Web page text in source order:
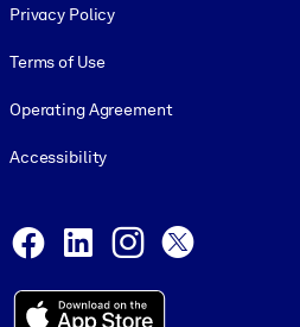
Privacy Policy
Terms of Use
Operating Agreement
Accessibility
Facebook
LinkedInInstagram